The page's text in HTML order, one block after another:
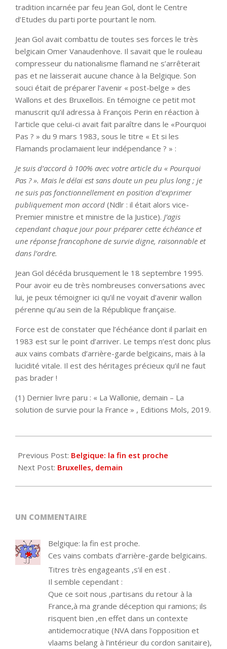
tradition incarnée par feu Jean Gol, dont le Centre
d’Etudes du parti porte pourtant le nom.
Jean Gol avait combattu de toutes ses forces le très
belgicain Omer Vanaudenhove. Il savait que le rouleau
compresseur du nationalisme flamand ne s’arrêterait
pas et ne laisserait aucune chance à la Belgique. Son
souci était de préparer l’avenir « post-belge » des
Wallons et des Bruxellois. En témoigne ce petit mot
manuscrit qu’il adressa à François Perin en réaction à
l’article que celui-ci avait fait paraître dans le «Pourquoi
Pas ? » du 9 mars 1983, sous le titre « Et si les
Flamands proclamaient leur indépendance ? » :
Je suis d’accord à 100% avec votre article du « Pourquoi
Pas ? ». Mais le délai est sans doute un peu plus long ; je
ne suis pas fonctionnellement en position d’exprimer
publiquement mon accord (Ndlr : il était alors vice-
Premier ministre et ministre de la Justice). J’agis
cependant chaque jour pour préparer cette échéance et
une réponse francophone de survie digne, raisonnable et
dans l’ordre.
Jean Gol décéda brusquement le 18 septembre 1995.
Pour avoir eu de très nombreuses conversations avec
lui, je peux témoigner ici qu’il ne voyait d’avenir wallon
pérenne qu’au sein de la République française.
Force est de constater que l’échéance dont il parlait en
1983 est sur le point d’arriver. Le temps n’est donc plus
aux vains combats d’arrière-garde belgicains, mais à la
lucidité vitale. Il est des héritages précieux qu’il ne faut
pas brader !
(1) Dernier livre paru : « La Wallonie, demain – La
solution de survie pour la France » , Editions Mols, 2019.
09-
26
Previous Post: Belgique: la fin est proche
Next Post: Bruxelles, demain
UN COMMENTAIRE
Belgique: la fin est proche.
Ces vains combats d’arrière-garde belgicains.
Titres très engageants ,s’il en est .
Il semble cependant :
Que ce soit nous ,partisans du retour à la
France,à ma grande déception qui ramions; ils
risquent bien ,en effet dans un contexte
antidemocratique (NVA dans l’opposition et
vlaams belang à l’intérieur du cordon sanitaire),